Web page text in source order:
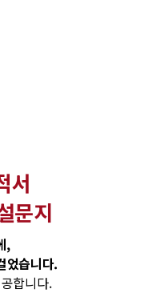
서
문지
,
었습니다.
합니다.